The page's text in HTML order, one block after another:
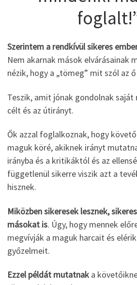
Szerintem a rendkívül sikeres
Nem akarnak mások elvárásainak
nézik, hogy a „tömeg” mit szól az
Teszik, amit jónak gondolnak saját
célt és az útirányt.
Ők azzal foglalkoznak, hogy
maguk köré, akiknek irányt
irányba és a kritikáktól és az
függetlenül sikerre viszik azt a
hisznek.
Miközben sikeresek lesznek,
másokat is. Úgy, hogy mennek
megvívják a maguk harcait és
győzelmeit.
Ezzel példát mutatnak a